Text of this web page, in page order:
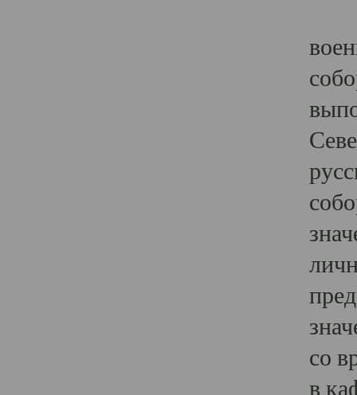
со
в